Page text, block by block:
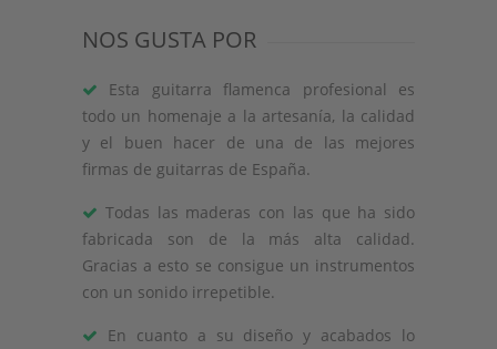
NOS GUSTA POR
Esta guitarra flamenca profesional es
todo un homenaje a la artesanía, la calidad
y el buen hacer de una de las mejores
firmas de guitarras de España.
Todas las maderas con las que ha sido
fabricada son de la más alta calidad.
Gracias a esto se consigue un instrumentos
con un sonido irrepetible.
En cuanto a su diseño y acabados lo